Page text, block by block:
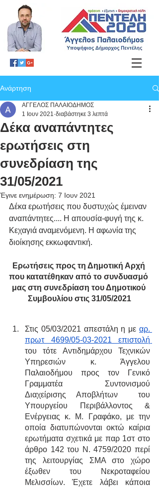
Ανάρτηση
Δέκα αναπάντητες
ερωτήσεις στη
συνεδρίαση της
31/05/2021
ΑΓΓΕΛΟΣ ΠΑΛΑΙΟΔΗΜΟΣ
1 Ιουν 2021 διαβάστηκε 3 λεπτά
Έγινε ενημέρωση: 7 Ιουν 2021
Δέκα ερωτήσεις που δυστυχώς έμειναν
αναπάντητες.... Η απουσία-φυγή της κ.
Κεχαγιά αναμενόμενη. Η αφωνία της
διοίκησης εκκωφαντική.
Ερωτήσεις προς τη Δημοτική Αρχή
που κατατέθηκαν από το συνδυασμό
μας στη συνεδρίαση του Δημοτικού
Συμβουλίου στις 31/05/2021
Στις 05/03/2021 απεστάλη η με αρ.
του τότε Αντιδημάρχου Τεχνικών
Υπηρεσιών κ. Άγγελου
Παλαιοδήμου προς τον Γενικό
Γραμματέα Συντονισμού
Διαχείρισης Αποβλήτων  του
Υπουργείου Περιβάλλοντος &
Ενέργειας κ. Μ. Γραφάκο, με την
οποία διατυπώνονται οκτώ καίρια
ερωτήματα σχετικά με παρ 1στ στο
άρθρο 142 του Ν. 4759/2020 περί
της λειτουργίας ΣΜΑ στο χώρο
έξωθεν του Νεκροταφείου
Μελισσίων. Έχετε λάβει κάποια